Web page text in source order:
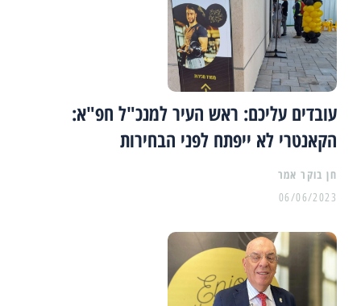
עובדים עליכם: ראש העיר למנכ"ל חפ"א:
הקאנטרי לא ייפתח לפני הבחירות
06/06/2023